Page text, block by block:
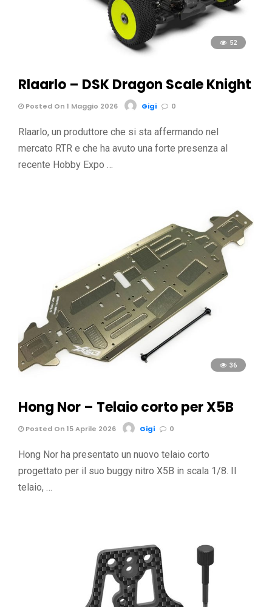
52
Rlaarlo – DSK Dragon Scale Knight
Posted On 1 Maggio 2026 Gigi 0
Rlaarlo, un produttore che si sta affermando nel
mercato RTR e che ha avuto una forte presenza al
recente Hobby Expo …
36
Hong Nor – Telaio corto per X5B
Posted On 15 Aprile 2026 Gigi 0
Hong Nor ha presentato un nuovo telaio corto
progettato per il suo buggy nitro X5B in scala 1/8. Il
telaio, …